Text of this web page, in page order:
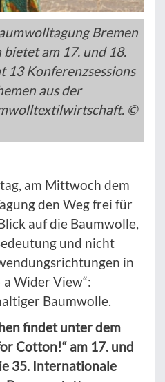
Bremen
am 17. und 18.
13 Konferenzsessions
aus der
©
am Mittwoch dem
den Weg frei für
auf die Baumwolle,
und nicht
in
a Wider View“:
Baumwolle.
findet unter dem
Cotton!“ am 17. und
35. Internationale